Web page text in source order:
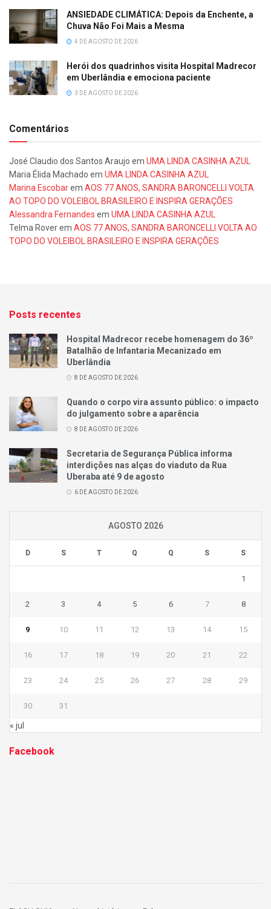
ANSIEDADE CLIMÁTICA: Depois da Enchente, a
Chuva Não Foi Mais a Mesma
4 DE AGOSTO DE 2026
Herói dos quadrinhos visita Hospital Madrecor
em Uberlândia e emociona paciente
3 DE AGOSTO DE 2026
Comentários
José Claudio dos Santos Araujo em UMA LINDA CASINHA AZUL
Maria Élida Machado em UMA LINDA CASINHA AZUL
Marina Escobarem AOS 77 ANOS, SANDRA BARONCELLI VOLTA
AO TOPO DO VOLEIBOL BRASILEIRO E INSPIRA GERAÇÕES
Alessandra Fernandes em UMA LINDA CASINHA AZUL
Telma Roverem AOS 77 ANOS, SANDRA BARONCELLI VOLTA AO
TOPO DO VOLEIBOL BRASILEIRO E INSPIRA GERAÇÕES
Posts recentes
Hospital Madrecor recebe homenagem do 36º
Batalhão de Infantaria Mecanizado em
Uberlândia
8 DE AGOSTO DE 2026
Quando o corpo vira assunto público: o impacto
do julgamento sobre a aparência
8 DE AGOSTO DE 2026
Secretaria de Segurança Pública informa
interdições nas alças do viaduto da Rua
Uberaba até 9 de agosto
6 DE AGOSTO DE 2026
AGOSTO 2026
D S T Q Q S S
1
2 3 4 5 6 7 8
9 10 11 12 13 14 15
16 17 18 19 20 21 22
23 24 25 26 27 28 29
30 31
« jul
Facebook